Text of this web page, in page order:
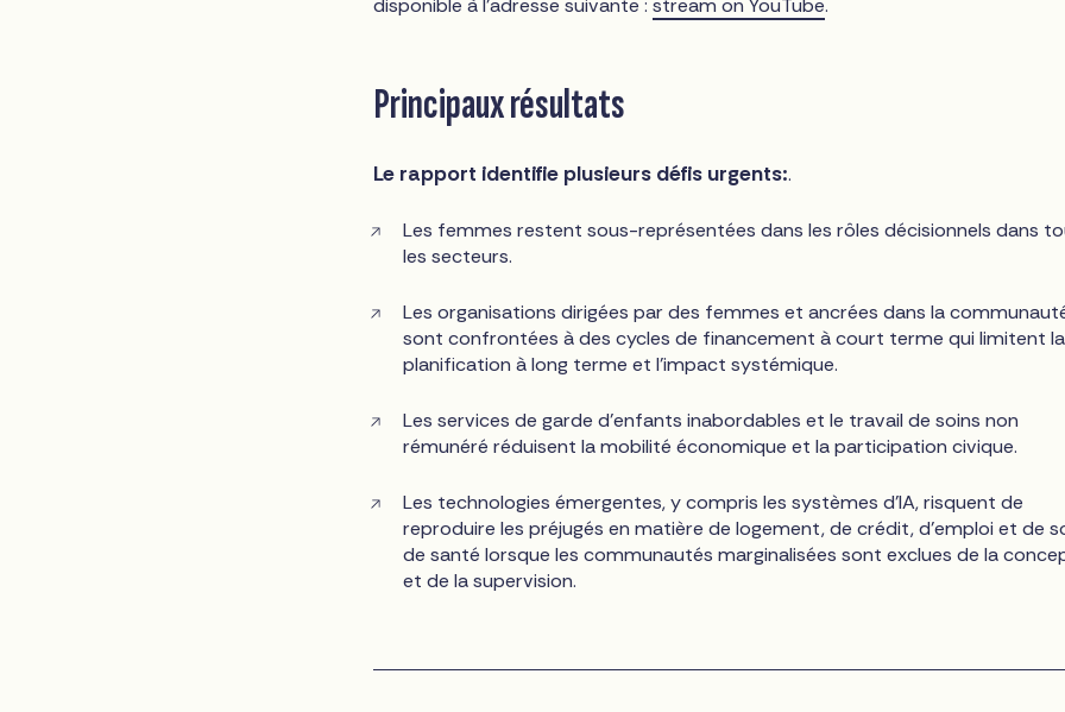
disponible à l'adresse suivante : stream on YouTube.
Principaux résultats
Le rapport identifie plusieurs défis urgents:.
Les femmes restent sous-représentées dans les rôles décisionnels dans
les secteurs.
Les organisations dirigées par des femmes et ancrées dans la
sont confrontées à des cycles de financement à court terme qui limitent la
planification à long terme et l'impact systémique.
Les services de garde d'enfants inabordables et le travail de soins non
rémunéré réduisent la mobilité économique et la participation civique.
Les technologies émergentes, y compris les systèmes d'IA, risquent de
reproduire les préjugés en matière de logement, de crédit, d'emploi et de
de santé lorsque les communautés marginalisées sont exclues de la
et de la supervision.